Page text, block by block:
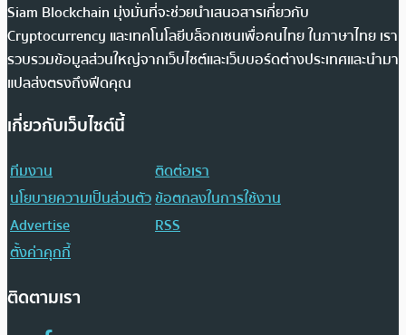
Siam Blockchain มุ่งมั่นที่จะช่วยนำเสนอสารเกี่ยวกับ
Cryptocurrency และเทคโนโลยีบล็อกเชนเพื่อคนไทย ในภาษาไทย เรา
รวบรวมข้อมูลส่วนใหญ่จากเว็บไซต์และเว็บบอร์ดต่างประเทศและนำมา
แปลส่งตรงถึงฟีดคุณ
เกี่ยวกับเว็บไซต์นี้
ทีมงาน
ติดต่อเรา
นโยบายความเป็นส่วนตัวข้อตกลงในการใช้งาน
Advertise
RSS
ตั้งค่าคุกกี้
ติดตามเรา